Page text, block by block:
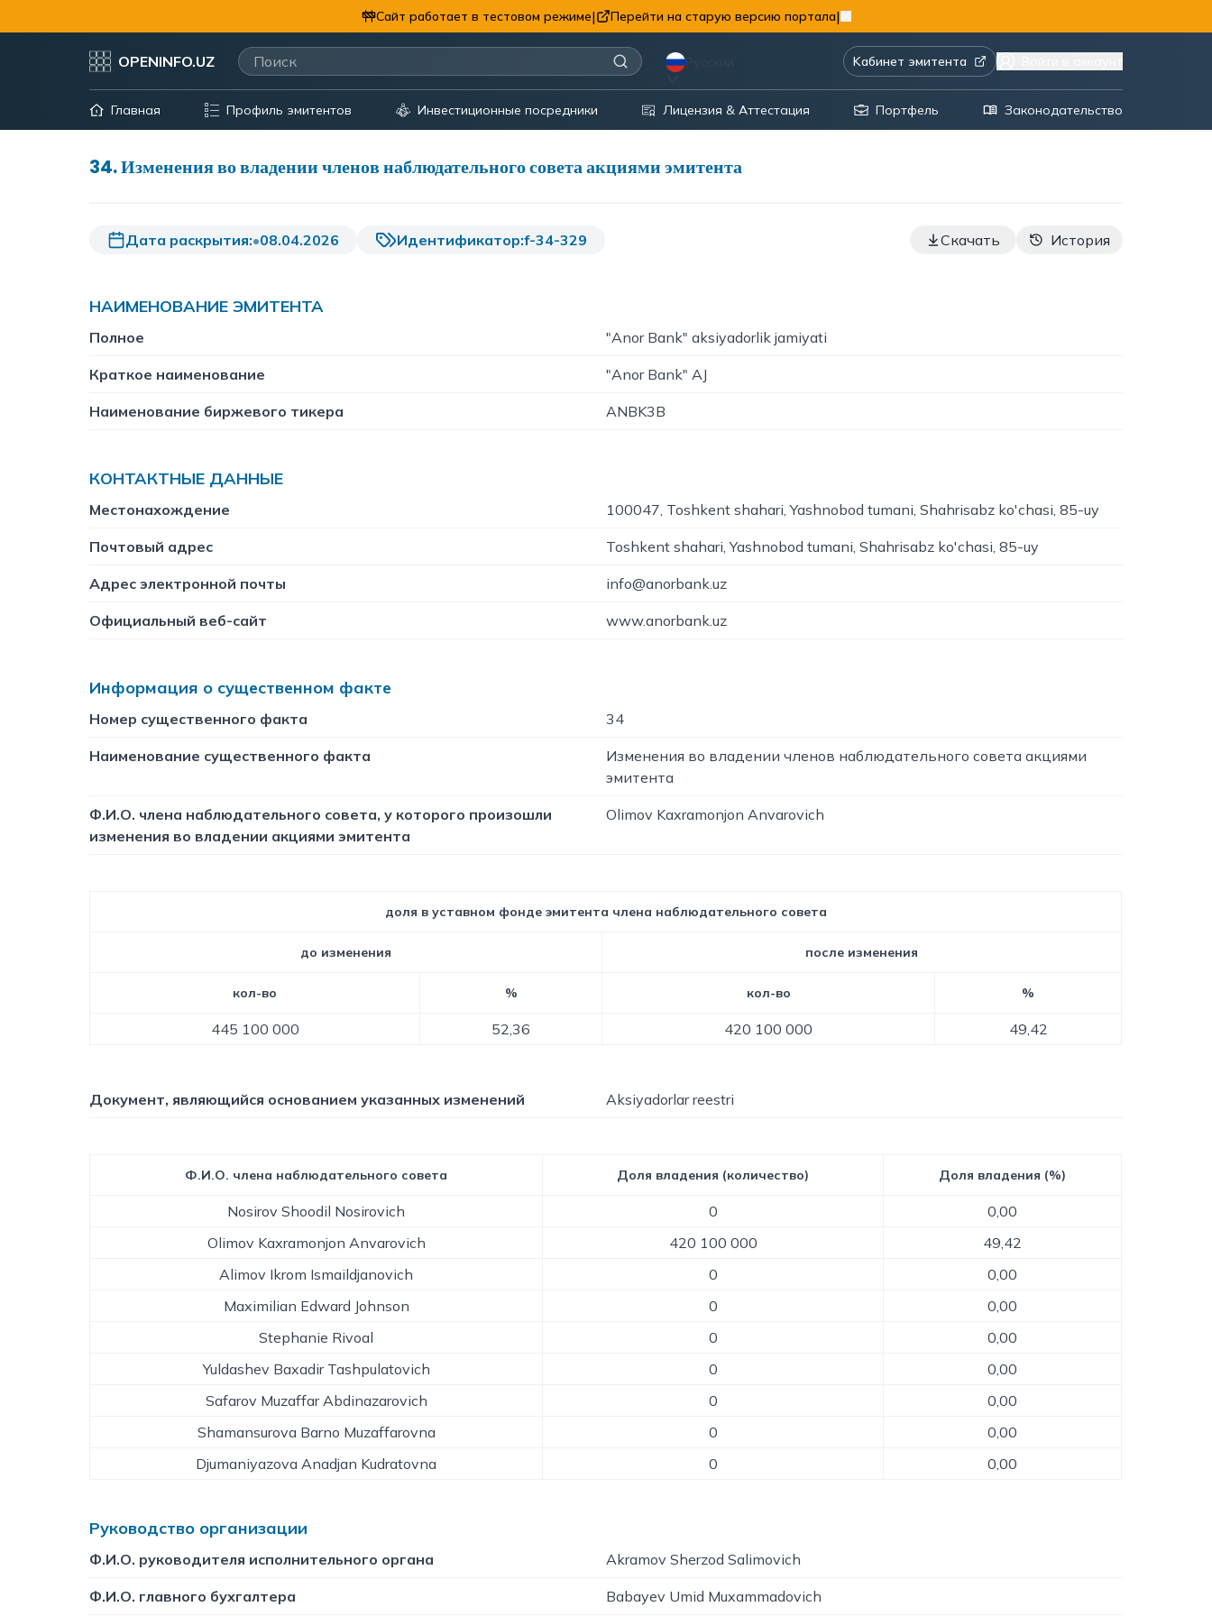
Сайт работает в тестовом режиме| Перейти на старую версию портала|
OPENINFO.UZ Русский Kабинет эмитента
Главная Профиль эмитентов Инвестиционные посредники Лицензия & Аттестация Портфель Законодательство
34.Изменения во владении членов наблюдательного совета акциями эмитента
Дата раскрытия:•08.04.2026 Идентификатор:f-34-329 Скачать История
НАИМЕНОВАНИЕ ЭМИТЕНТА
Полное "Anor Bank" aksiyadorlik jamiyati
Краткое наименование "Anor Bank" AJ
Наименование биржевого тикера ANBK3B
КОНТАКТНЫЕ ДАННЫЕ
Местонахождение 100047, Toshkent shahari, Yashnobod tumani, Shahrisabz ko'chasi, 85-uy
Почтовый адрес Toshkent shahari, Yashnobod tumani, Shahrisabz ko'chasi, 85-uy
Адрес электронной почты info@anorbank.uz
Официальный веб-сайт www.anorbank.uz
Информация о существенном факте
Номер существенного факта 34
Наименование существенного факта
Изменения во владении членов наблюдательного совета акциями
эмитента
Ф.И.О. члена наблюдательного совета, у которого произошли
изменения во владении акциями эмитента
Olimov Kaxramonjon Anvarovich
доля в уставном фонде эмитента члена наблюдательного совета
до изменения после изменения
кол-во % кол-во %
445 100 000 52,36 420 100 000 49,42
Документ, являющийся основанием указанных изменений Aksiyadorlar reestri
Ф.И.О. члена наблюдательного совета Доля владения (количество) Доля владения (%)
Nosirov Shoodil Nosirovich 0
0,00
Olimov Kaxramonjon Anvarovich
420 100 000
49,42
Alimov Ikrom Ismaildjanovich
0
0,00
Maximilian Edward Johnson
0
0,00
Stephanie Rivoal
0
0,00
Yuldashev Baxadir Tashpulatovich
0
0,00
Safarov Muzaffar Abdinazarovich
0
0,00
Shamansurova Barno Muzaffarovna
0
0,00
Djumaniyazova Anadjan Kudratovna
0 0,00
Руководство организации
Ф.И.О. руководителя исполнительного органа Akramov Sherzod Salimovich
Ф.И.О. главного бухгалтера Babayev Umid Muxammadovich